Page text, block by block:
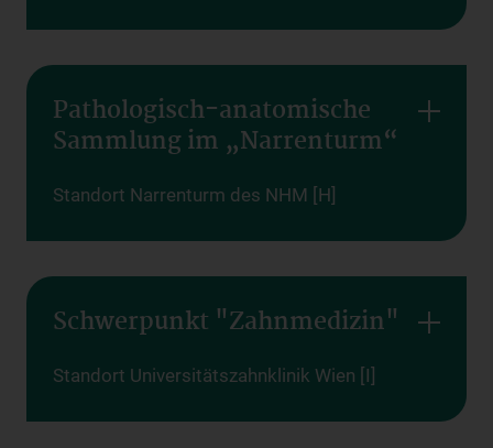
Pathologisch-anatomische
Sammlung im „Narrenturm“
Standort Narrenturm des NHM [H]
Schwerpunkt "Zahnmedizin"
Standort Universitätszahnklinik Wien [I]